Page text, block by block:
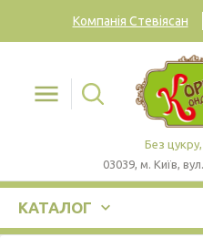
Компанія Стевіясан
Без цукру,
03039, м. Київ,
КАТАЛОГ